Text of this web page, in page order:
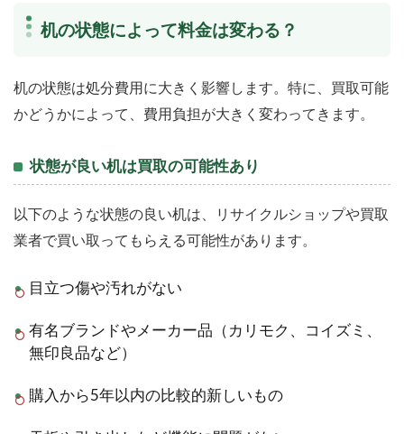
机の状態によって料金は変わる？
机の状態は処分費用に大きく影響します。特に、買取可能
かどうかによって、費用負担が大きく変わってきます。
状態が良い机は買取の可能性あり
以下のような状態の良い机は、リサイクルショップや買取
業者で買い取ってもらえる可能性があります。
目立つ傷や汚れがない
有名ブランドやメーカー品（カリモク、コイズミ、
無印良品など）
購入から5年以内の比較的新しいもの